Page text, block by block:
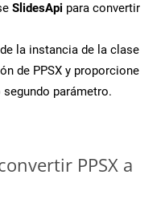
SlidesApi para convertir
de la instancia de la clase
de PPSX y proporcione
parámetro.
PPSX a